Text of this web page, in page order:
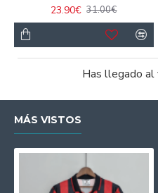
23.90€ 31.00€
Has llegado
MÁS VISTOS